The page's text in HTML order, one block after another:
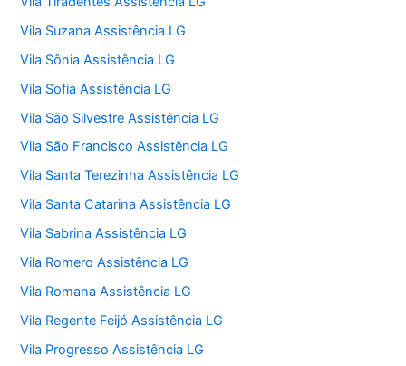
Vila Suzana Assistência LG
Vila Sônia Assistência LG
Vila Sofia Assistência LG
Vila São Silvestre Assistência LG
Vila São Francisco Assistência LG
Vila Santa Terezinha Assistência LG
Vila Santa Catarina Assistência LG
Vila Sabrina Assistência LG
Vila Romero Assistência LG
Vila Romana Assistência LG
Vila Regente Feijó Assistência LG
Vila Progresso Assistência LG